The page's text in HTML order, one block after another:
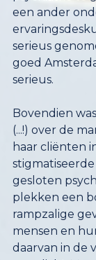
serieus.
Bovendien
(...!) over de
haar cliënten
stigmatiseerde
gesloten
plekken een
rampzalige
mensen en
daarvan in de
opgelicht.